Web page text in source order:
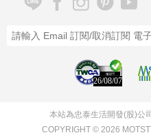
26/08/07
本站為忠泰生活開發(股)公
COPYRIGHT © 2026